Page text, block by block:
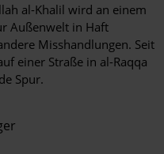
al-Khalil wird an einem
Außenwelt in Haft
Misshandlungen. Seit
einer Straße in al-Raqqa
Spur.